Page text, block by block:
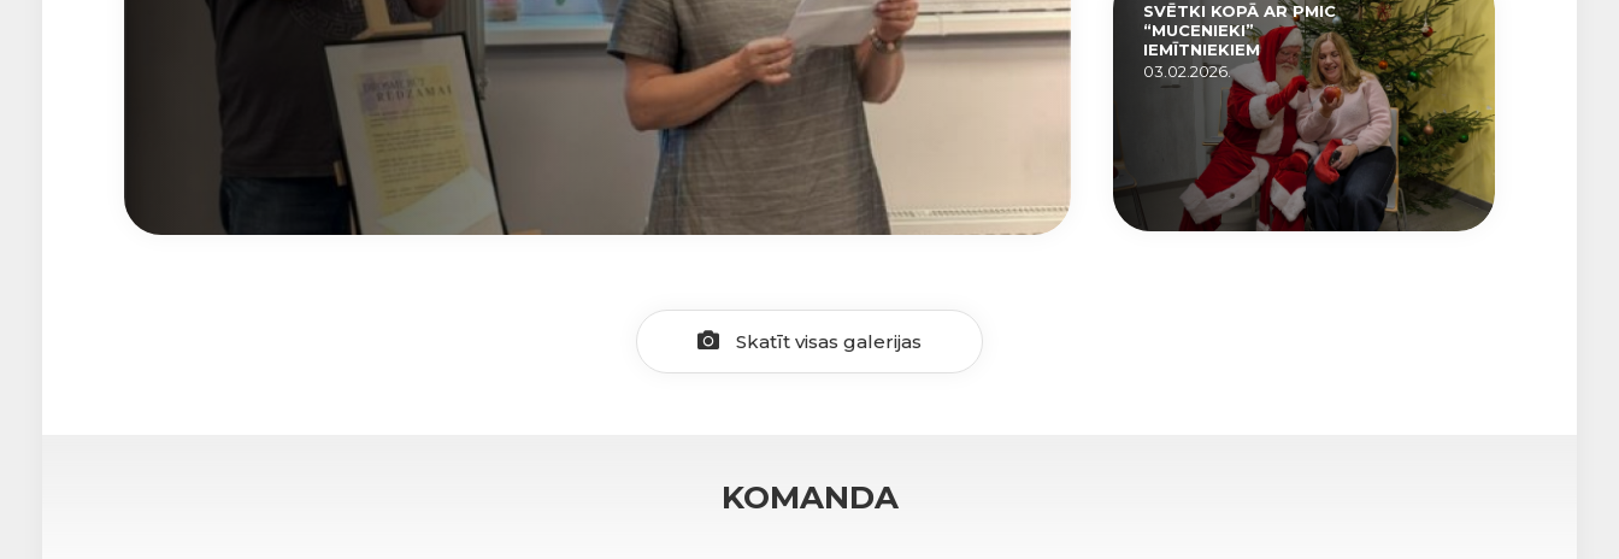
SVĒTKI KOPĀ AR PMIC
“MUCENIEKI”
IEMĪTNIEKIEM
03.02.2026.
Skatīt visas galerijas
KOMANDA